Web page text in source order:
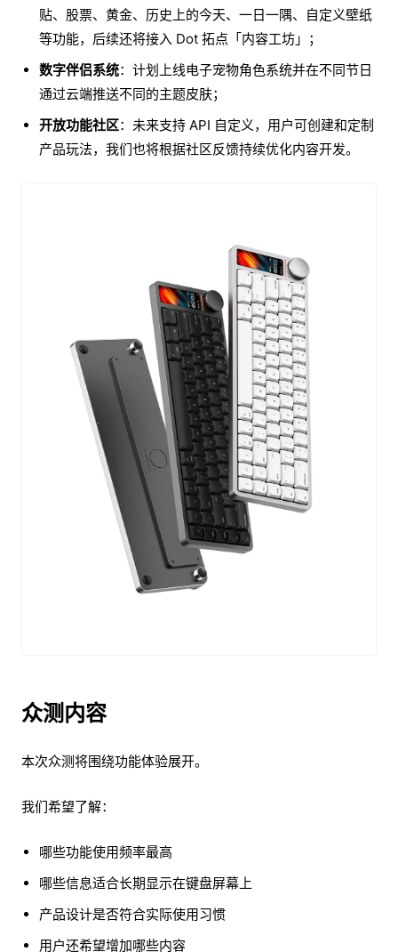
贴、股票、黄金、历史上的今天、一日一隅、自定义壁纸
等功能，后续还将接入 Dot 拓点「内容工坊」；
数字伴侣系统：计划上线电子宠物角色系统并在不同节日
通过云端推送不同的主题皮肤；
开放功能社区：未来支持 API 自定义，用户可创建和定制
产品玩法，我们也将根据社区反馈持续优化内容开发。
众测内容
本次众测将围绕功能体验展开。
我们希望了解：
哪些功能使用频率最高
哪些信息适合长期显示在键盘屏幕上
产品设计是否符合实际使用习惯
用户还希望增加哪些内容